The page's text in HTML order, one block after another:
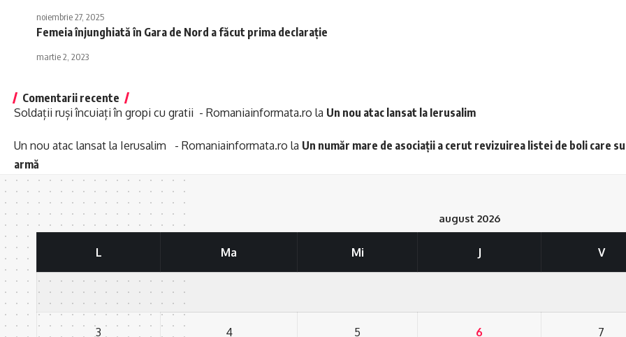
noiembrie 27, 2025
Femeia înjunghiată în Gara de Nord a făcut prima declarație
martie 2, 2023
Comentarii recente
Soldații ruși încuiați în gropi cu gratii - Romaniainformata.ro la Un nou atac lansat la Ierusalim
Un nou atac lansat la Ierusalim - Romaniainformata.ro la Un număr mare de asociații a cerut revizuirea listei de boli care
armă
august 2026
L Ma Mi J V
3 4 5 6 7